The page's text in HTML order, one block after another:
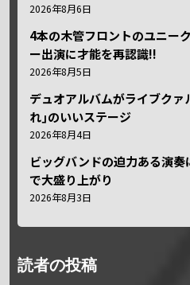
2026年8月6日
4本の木管フロントのユニー
ー出演に才能を再認識!!
2026年8月5日
デュオアルバムがライブク
れ｣のいいステージ
2026年8月4日
ビッグバンドの迫力ある演
で大盛り上がり
2026年8月3日
読者の投稿